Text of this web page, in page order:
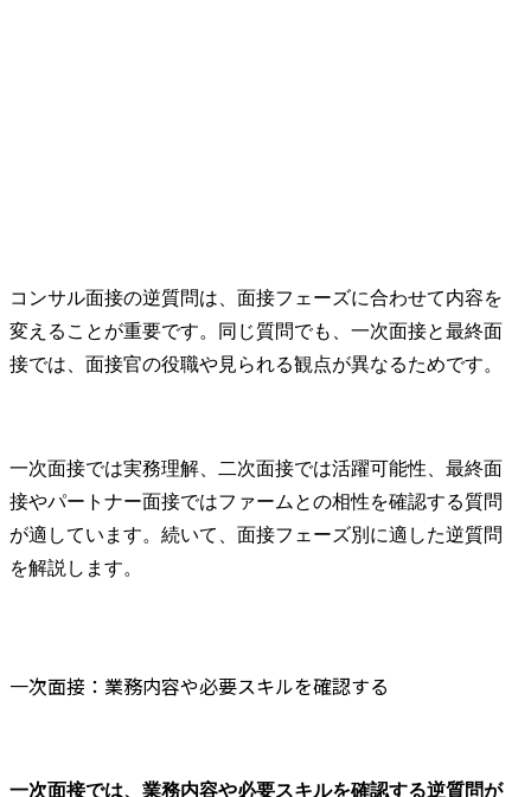
コンサル面接の逆質問は、面接フェーズに合わせて内容を
変えることが重要です。同じ質問でも、一次面接と最終面
接では、面接官の役職や見られる観点が異なるためです。
一次面接では実務理解、二次面接では活躍可能性、最終面
接やパートナー面接ではファームとの相性を確認する質問
が適しています。続いて、面接フェーズ別に適した逆質問
を解説します。
一次面接：業務内容や必要スキルを確認する
一次面接では、業務内容や必要スキルを確認する逆質問が